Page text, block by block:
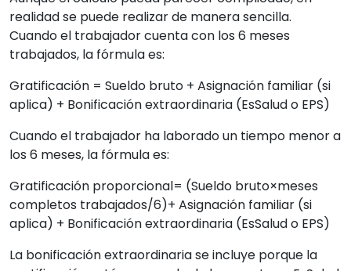
realidad se puede realizar de manera sencilla.
Cuando el trabajador cuenta con los 6 meses
trabajados, la fórmula es:
Gratificación = Sueldo bruto + Asignación familiar (si
aplica) + Bonificación extraordinaria (EsSalud o EPS)
Cuando el trabajador ha laborado un tiempo menor a
los 6 meses, la fórmula es:
Gratificación proporcional= (Sueldo bruto×meses
completos trabajados​/6)+ Asignación familiar (si
aplica) + Bonificación extraordinaria (EsSalud o EPS)
La bonificación extraordinaria se incluye porque la